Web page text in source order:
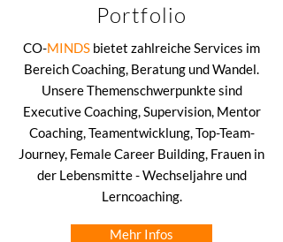
Portfolio
CO-MINDS bietet zahlreiche Services im
Bereich Coaching, Beratung und Wandel.
Unsere Themenschwerpunkte sind
Executive Coaching, Supervision, Mentor
Coaching, Teamentwicklung, Top-Team-
Journey, Female Career Building, Frauen in
der Lebensmitte - Wechseljahre und
Lerncoaching.
Mehr Infos